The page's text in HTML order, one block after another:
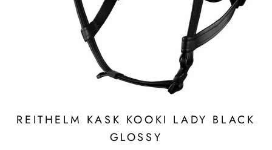
REITHELM KASK KOOKI LADY BLACK
GLOSSY